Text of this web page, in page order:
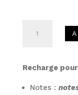
diffuseur
Recharge
Notes :